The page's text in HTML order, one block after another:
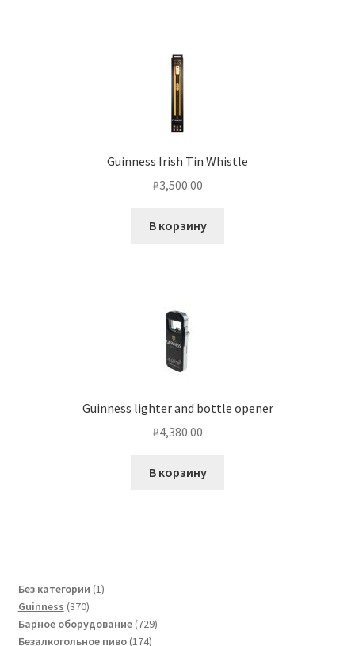
Guinness Irish Tin Whistle
₽3,500.00
В корзину
Guinness lighter and bottle opener
₽4,380.00
В корзину
Без категории 11
Guinness 370370
товаров
Барное оборудование 729729
Безалкогольное пиво 174174